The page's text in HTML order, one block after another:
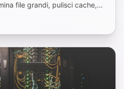
file grandi, pulisci cache,